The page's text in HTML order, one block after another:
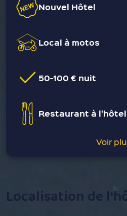
Nouvel Hôtel
Local à motos
50-100 € nuit
Restaurant à l'hôtel
Voir
Localisation de